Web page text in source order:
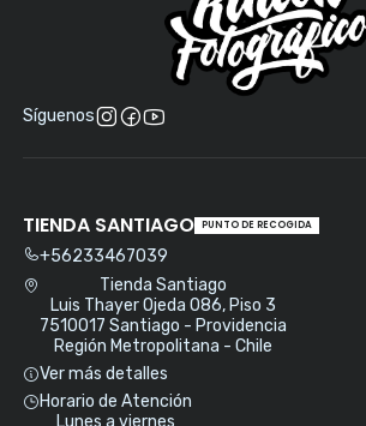
Síguenos
TIENDA SANTIAGO PUNTO DE RECOGIDA
+56233467039
Tienda Santiago
Luis Thayer Ojeda 086, Piso 3
7510017 Santiago - Providencia
Región Metropolitana - Chile
Ver más detalles
Horario de Atención